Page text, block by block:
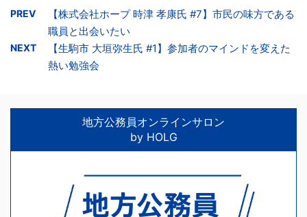
PREV
【株式会社ホープ 時津 孝康氏 #7】市民の味方である
職員と出会いたい
NEXT
【生駒市 大垣弥生氏 #1】参加者のマインドを変えた
熱い勉強会
地方公務員オンラインサロン
by HOLG